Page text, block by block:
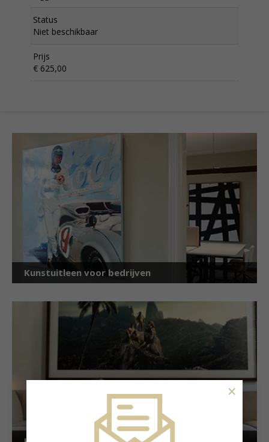
Status
Niet beschikbaar
Prijs
€ 625,00
Kunstuitleen voor bedrijven
×